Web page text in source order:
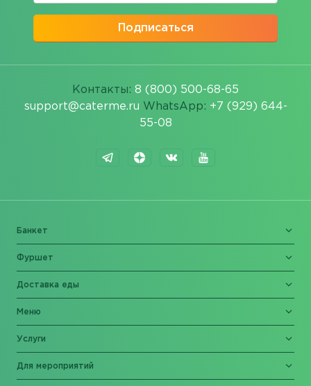
Подписаться
Контакты: 8 (800) 500-68-65
support@caterme.ru WhatsApp: +7 (929) 644-
55-08
Банкет
Фуршет
Доставка еды
Меню
Услуги
Для мероприятий